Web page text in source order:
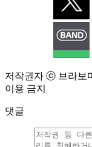
저작권자 ⓒ 브라보
이용 금지
댓글